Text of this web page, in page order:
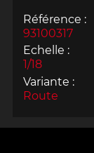
Référence :
93100317
Echelle :
1/18
Variante :
Route